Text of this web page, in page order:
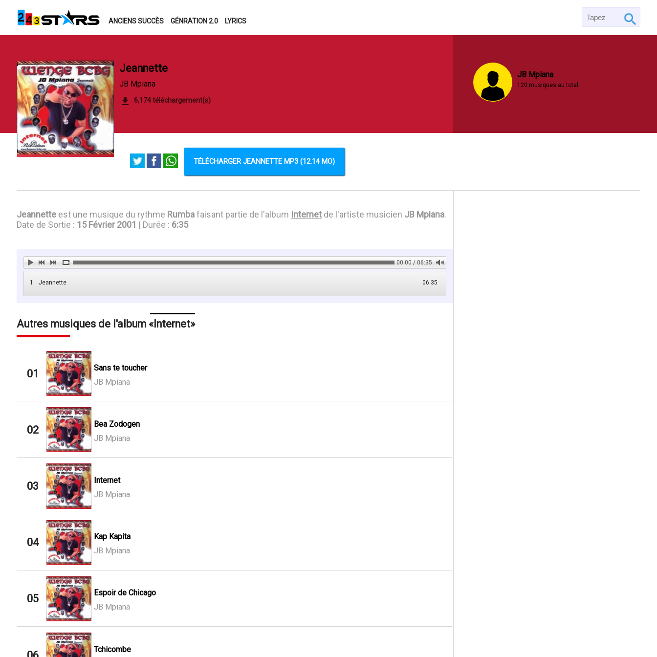
ANCIENS SUCCÈS GÉNRATION 2.0 LYRICS
Jeannette
JB Mpiana
6,174 téléchargement(s)
JB Mpiana
120 musiques au total
TÉLÉCHARGER JEANNETTE MP3 (12.14 MO)
Jeannetteest une musique du rythme Rumbafaisant partie de l'album Internetde l'artiste musicien JB Mpiana.
Date de Sortie : 15 Février 2001 | Durée : 6:35
00:00 / 06:35
1 06:35
Jeannette
Autres musiques de l'album Internet
01
Sans te toucher
JB Mpiana
02
Bea Zodogen
JB Mpiana
03
Internet
JB Mpiana
04
Kap Kapita
JB Mpiana
05
Espoir de Chicago
JB Mpiana
Tchicombe